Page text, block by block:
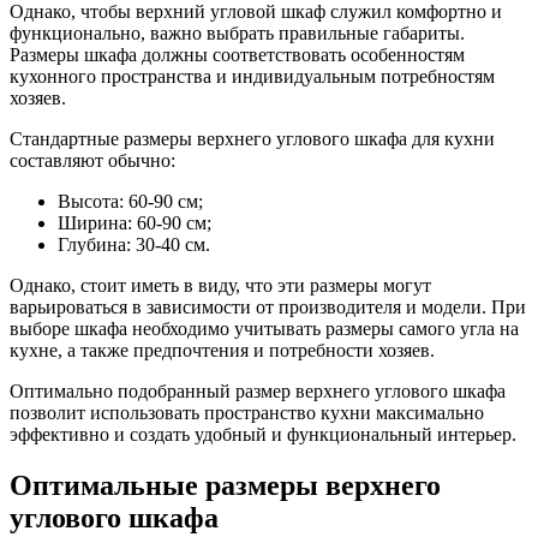
Однако, чтобы верхний угловой шкаф служил комфортно и
функционально, важно выбрать правильные габариты.
Размеры шкафа должны соответствовать особенностям
кухонного пространства и индивидуальным потребностям
хозяев.
Стандартные размеры верхнего углового шкафа для кухни
составляют обычно:
Высота: 60-90 см;
Ширина: 60-90 см;
Глубина: 30-40 см.
Однако, стоит иметь в виду, что эти размеры могут
варьироваться в зависимости от производителя и модели. При
выборе шкафа необходимо учитывать размеры самого угла на
кухне, а также предпочтения и потребности хозяев.
Оптимально подобранный размер верхнего углового шкафа
позволит использовать пространство кухни максимально
эффективно и создать удобный и функциональный интерьер.
Оптимальные размеры верхнего
углового шкафа